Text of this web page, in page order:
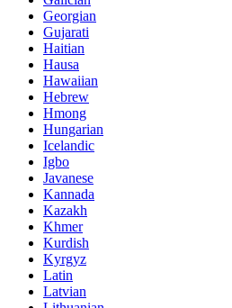
Georgian
Gujarati
Haitian
Hausa
Hawaiian
Hebrew
Hmong
Hungarian
Icelandic
Igbo
Javanese
Kannada
Kazakh
Khmer
Kurdish
Kyrgyz
Latin
Latvian